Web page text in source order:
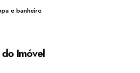
e banheiro.
Imóvel